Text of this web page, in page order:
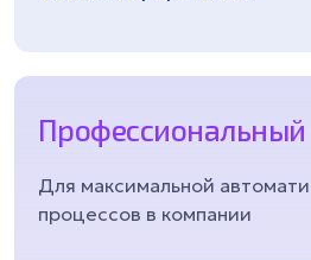
Профессиональный
Для максимальной
процессов в компании